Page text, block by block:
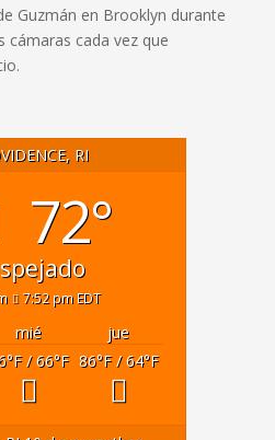
Guzmán en Brooklyn durante
cámaras cada vez que
RI
72°
7:52 pm EDT
mié
jue
°F/ 66°F 86°F/ 64°F